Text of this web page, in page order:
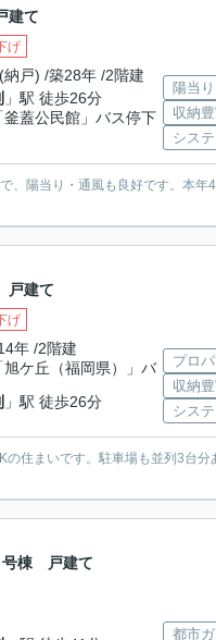
建て
げ
戸) /築28年 /2階建
」駅 徒歩26分
蓋公民館」バス停下
陽当
収納
シス
陽当り・通風も良好です。本
戸建て
げ
年 /2階建
ケ丘（福岡県）」バ
」駅 徒歩26分
プロ
収納
シス
住まいです。駐車場も並列3台
号棟 戸建て
都市ガ